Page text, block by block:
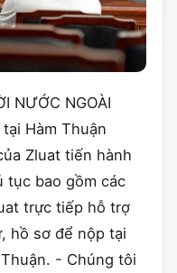
NƯỚC NGOÀI
Hàm Thuận
Zluat tiến hành
tục bao gồm các
trực tiếp hỗ trợ
hồ sơ để nộp tại
- Chúng tôi